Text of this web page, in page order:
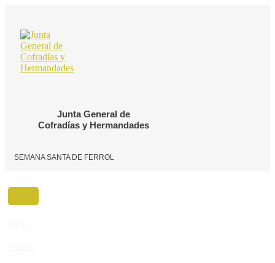
contenido
Junta General de
Cofradías y Hermandades
SEMANA SANTA DE FERROL